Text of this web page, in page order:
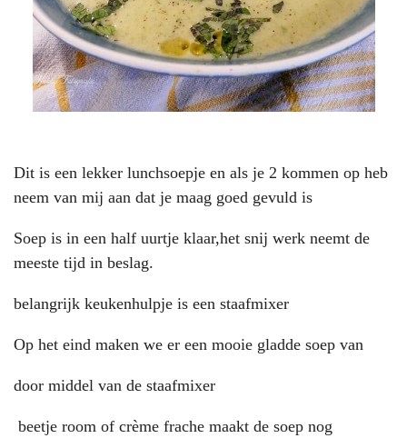
Dit is een lekker lunchsoepje en als je 2 kommen op heb
neem van mij aan dat je maag goed gevuld is
Soep is in een half uurtje klaar,het snij werk neemt de
meeste tijd in beslag.
belangrijk keukenhulpje is een staafmixer
Op het eind maken we er een mooie gladde soep van
door middel van de staafmixer
beetje room of crème frache maakt de soep nog